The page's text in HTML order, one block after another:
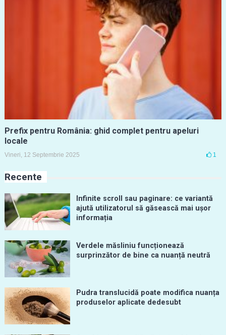
Prefix pentru România: ghid complet pentru apeluri
locale
Vineri, 12 Septembrie 2025 1
Recente
Infinite scroll sau paginare: ce variantă
ajută utilizatorul să găsească mai ușor
informația
Verdele măsliniu funcționează
surprinzător de bine ca nuanță neutră
Pudra translucidă poate modifica nuanța
produselor aplicate dedesubt